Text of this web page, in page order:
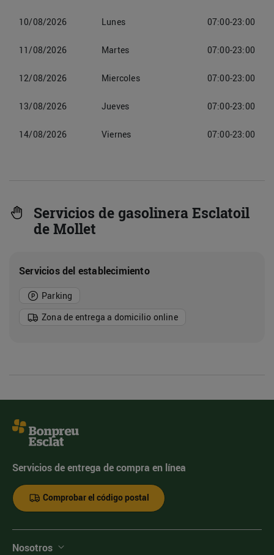
10/08/2026 Lunes 07:00-23:00
11/08/2026 Martes 07:00-23:00
12/08/2026 Miercoles 07:00-23:00
13/08/2026 Jueves 07:00-23:00
14/08/2026 Viernes 07:00-23:00
Servicios de gasolinera Esclatoil
de Mollet
Servicios del establecimiento
Parking
Zona de entrega a domicilio online
Servicios de entrega de compra en línea
Comprobar el código postal
Nosotros